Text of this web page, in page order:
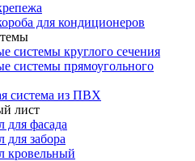
для кондиционеров
системы круглого сечения
системы прямоугольного
система из ПВХ
лист
для фасада
для забора
кровельный